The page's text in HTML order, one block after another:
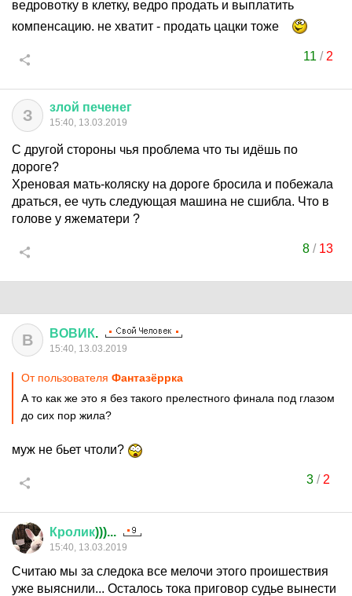
ведровотку в клетку, ведро продать и выплатить
компенсацию. не хватит - продать цацки тоже
11 / 2
З злой печенег
15:40, 13.03.2019
С другой стороны чья проблема что ты идёшь по
дороге?
Хреновая мать-коляску на дороге бросила и побежала
драться, ее чуть следующая машина не сшибла. Что в
голове у яжематери ?
8 / 13
В ВОВИК.
15:40, 13.03.2019
От пользователя Фантазёррка
А то как же это я без такого прелестного финала под глазом
до сих пор жила?
муж не бьет чтоли?
3/ 2
Кролик)))...
15:40, 13.03.2019
Считаю мы за следока все мелочи этого проишествия
уже выяснили... Осталось тока приговор судье вынести